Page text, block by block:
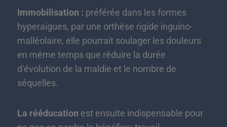
Immobilisation : préférée dans les formes
hyperaigues, par une orthèse rigide inguino-
malléolaire, elle pourrait soulager les douleurs
en même temps que réduire la durée
d’évolution de la maldie et le nombre de
séquelles.
La rééducation est ensuite indispensable pour